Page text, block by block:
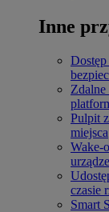
Inne
Zdalne
Pulpit
miejsca
Wake-
czasie
Smart